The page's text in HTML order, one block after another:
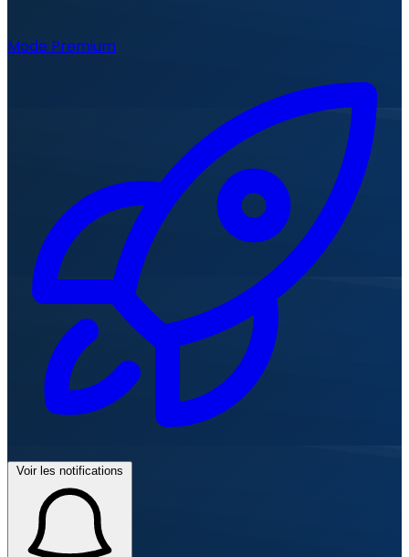
Mode Premium
Voir les notifications